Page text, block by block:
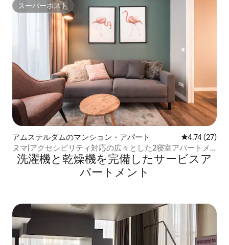
スーパーホスト
スーパーホスト
アムステルダムのマンション・アパート レビュー27
4.74 (27)
ヌマ|アクセシビリティ対応の広々とした2寝室アパートメ
ント
洗濯機と乾燥機を完備したサービスア
パートメント